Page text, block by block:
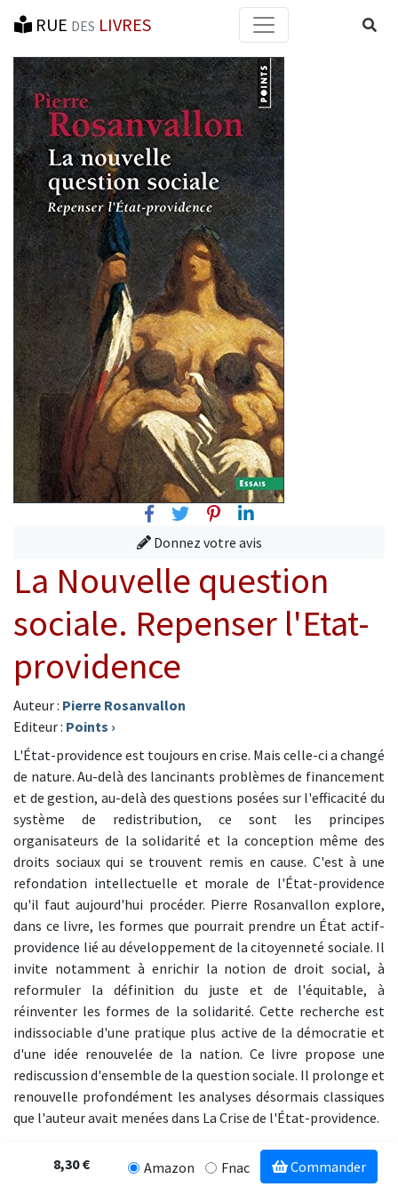
RUE DES LIVRES
FacebookTwitterPinterest
Linkedin
Donnez votre avis
La Nouvelle question
sociale. Repenser l'Etat-
providence
Auteur : Pierre Rosanvallon
Editeur : Points ›
L'État-providence est toujours en crise. Mais celle-ci a changé
de nature. Au-delà des lancinants problèmes de financement
et de gestion, au-delà des questions posées sur l'efficacité du
système de redistribution, ce sont les principes
organisateurs de la solidarité et la conception même des
droits sociaux qui se trouvent remis en cause. C'est à une
refondation intellectuelle et morale de l'État-providence
qu'il faut aujourd'hui procéder. Pierre Rosanvallon explore,
dans ce livre, les formes que pourrait prendre un État actif-
providence lié au développement de la citoyenneté sociale. Il
invite notamment à enrichir la notion de droit social, à
reformuler la définition du juste et de l'équitable, à
réinventer les formes de la solidarité. Cette recherche est
indissociable d'une pratique plus active de la démocratie et
d'une idée renouvelée de la nation. Ce livre propose une
rediscussion d'ensemble de la question sociale. Il prolonge et
renouvelle profondément les analyses désormais classiques
que l'auteur avait menées dans La Crise de l'État-providence.
8,30 € Amazon Fnac Commander